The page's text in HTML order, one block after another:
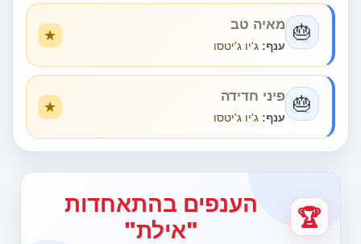
🎂 מאיה טב
ענף: ג'יו ג'יטסו
🎂 פיני חדידה
ענף: ג'יו ג'יטסו
🏆
הענפים בהתאחדות
"אילת"